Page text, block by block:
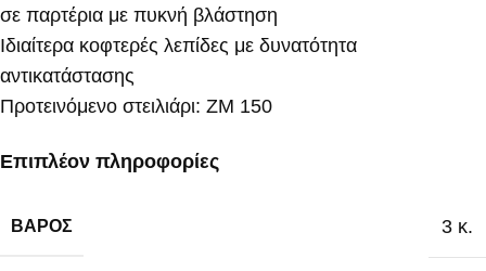
σε παρτέρια με πυκνή βλάστηση
Ιδιαίτερα κοφτερές λεπίδες με δυνατότητα
αντικατάστασης
Προτεινόμενο στειλιάρι: ZM 150
Επιπλέον πληροφορίες
ΒΆΡΟΣ 3 κ.